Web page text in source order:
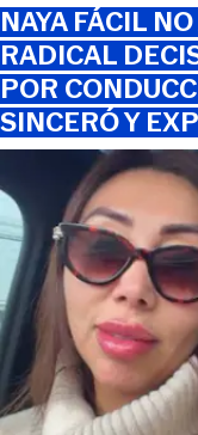
NAYA FÁCIL
RADICAL
POR
SINCERÓ Y